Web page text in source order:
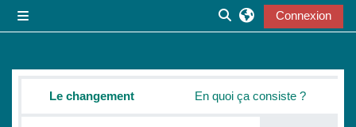
Activer/désactiver la
Connexion
Le changement En quoi ça consiste ?